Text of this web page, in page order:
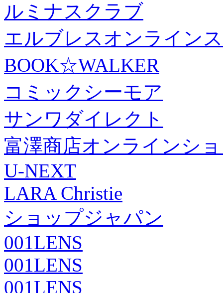
ルミナスクラブ
エルブレスオンライン
BOOK☆WALKER
コミックシーモア
サンワダイレクト
富澤商店オンラインシ
U-NEXT
LARA Christie
ショップジャパン
001LENS
001LENS
001LENS